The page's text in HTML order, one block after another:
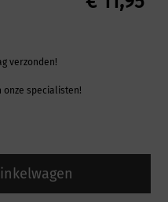
verzonden!
onze specialisten!